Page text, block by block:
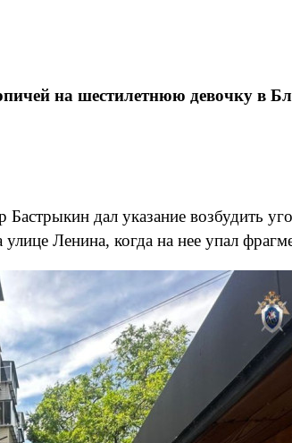
на шестилетнюю девочку в
дал указание возбудить
Ленина, когда на нее упал